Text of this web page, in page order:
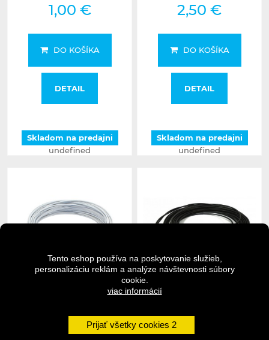
Tento eshop používa na poskytovanie služieb,
personalizáciu reklám a analýze návštevnosti súbory
cookie.
viac informácií
Prijať všetky cookies
1,00 €
DO KOŠÍKA
DETAIL
Skladom na predajni
undefined
2,50 €
DO KOŠÍKA
DETAIL
Skladom na predajni
undefined